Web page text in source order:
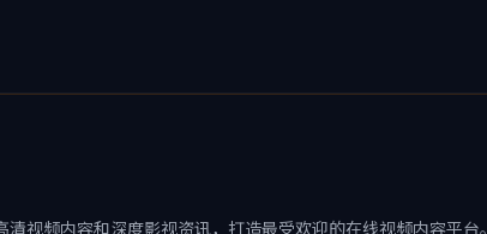
视频内容和深度影视资讯，打造最受欢迎的在线视频内容平台。